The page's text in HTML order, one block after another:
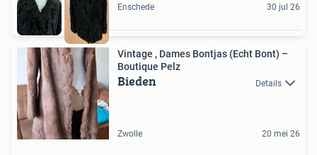
Enschede 30 jul 26
Vintage , Dames Bontjas (Echt Bont) –
Boutique Pelz
Bieden Details
Zwolle 20 mei 26